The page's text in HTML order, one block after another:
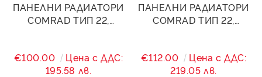
ПАНЕЛНИ РАДИАТОРИ
COMRAD ТИП 22,
€100.00
Цена с ДДС:
195.58 лв.
ПАНЕЛНИ РАДИАТОРИ
COMRAD ТИП 22,
€112.00
Цена с ДДС:
219.05 лв.